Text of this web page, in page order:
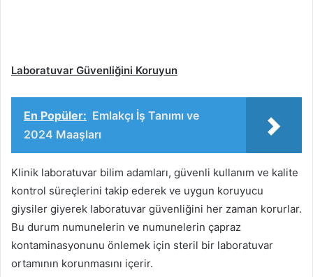
Laboratuvar Güvenliğini Koruyun
En Popüler: Emlakçı İş Tanımı ve
2024 Maaşları
Klinik laboratuvar bilim adamları, güvenli kullanım ve kalite
kontrol süreçlerini takip ederek ve uygun koruyucu
giysiler giyerek laboratuvar güvenliğini her zaman korurlar.
Bu durum numunelerin ve numunelerin çapraz
kontaminasyonunu önlemek için steril bir laboratuvar
ortamının korunmasını içerir.